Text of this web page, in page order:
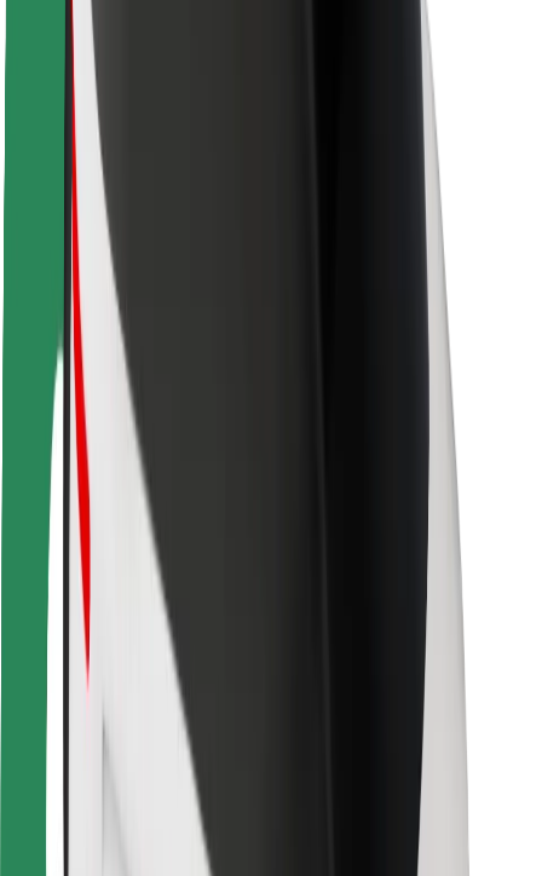
Villes
Emplacements
Solutions pour les villes
Aéroports
Stations de charge Bolt
Support
Pour les passagers
Pour les chauffeurs
Pour les livreurs
Bolt Food
Pour les propriétaires de flotte
Pour les restaurants
Bolt for Business
Fournisseurs
Conditions générales